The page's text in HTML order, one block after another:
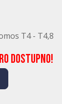
T4 - T4,8
dostupno!